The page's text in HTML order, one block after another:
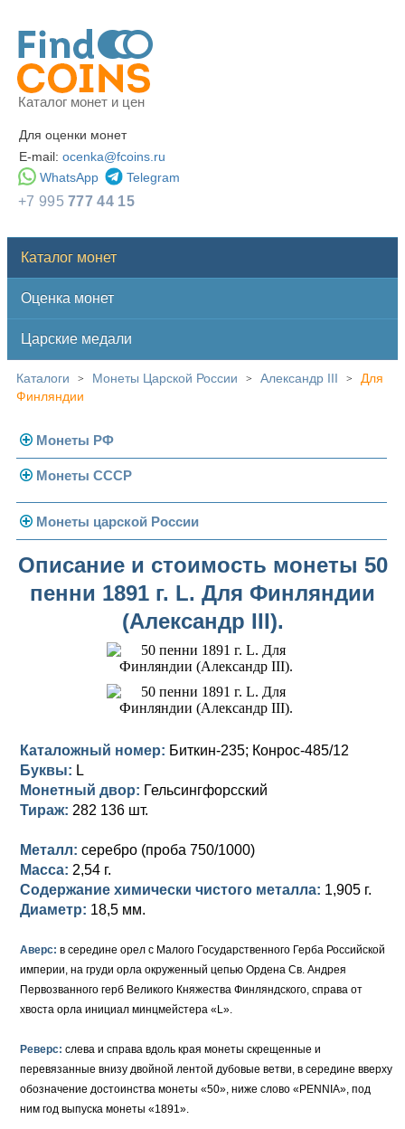
Каталог монет и цен
Для оценки монет
E-mail: ocenka@fcoins.ru
WhatsApp
Telegram
+7 995777 44 15
Каталог монет
Оценка монет
Царские медали
Каталоги > Монеты Царской России > Александр III >
Для
Финляндии
Монеты РФ
Современная Россия
Монеты 1991-1993 гг.
Монеты СССР
Погодовка СССР
Монеты 1958 года
Золотые червонцы
Памятные и юбилейные
Монеты царской России
Николай II (1894-1917)
Золото
Германская оккупация
Для Финляндии
Памятные и донативные
Александр III (1881-1894)
Для Финляндии
Памятные и донативные
Александр II (1855-1881)
Медь
Для Финляндии
Памятные и донативные
Николай I (1825-1855)
Платина, золото
Серебро
Для Грузии
Русско-Польские
Для Польши
Александр I (1801-1825)
Золото
Серебро
Медь
Для Грузии
Для Польши
Павел I (1796-1801)
Серебро
Медь
Екатерина II (1762-1796)
Золото
Серебро
Медь
Для Молдавии и Валахии
Таврические монеты
Петр III (1762)
Елизавета I (1741-1762)
Золото
Медь
Для Пруссии
Альбертусталер
Иоанн Антонович (1740-1741)
Петр II (1727-1730)
Серебро
Описание и стоимость монеты 50
пенни 1891 г. L. Для Финляндии
(Александр III).
Каталожный номер: Биткин-235; Конрос-485/12
Буквы: L
Монетный двор: Гельсингфорсский
Тираж: 282 136 шт.
Металл: серебро (проба 750/1000)
Масса: 2,54 г.
Содержание химически чистого металла: 1,905 г.
Диаметр: 18,5 мм.
Аверс: в середине орел с Малого Государственного Герба Российской
империи, на груди орла окруженный цепью Ордена Св. Андрея
Первозванного герб Великого Княжества Финляндского, справа от
хвоста орла инициал минцмейстера «L».
Реверс: слева и справа вдоль края монеты скрещенные и
перевязанные внизу двойной лентой дубовые ветви, в середине вверху
обозначение достоинства монеты «50», ниже слово «PENNIA», под
ним год выпуска монеты «1891».